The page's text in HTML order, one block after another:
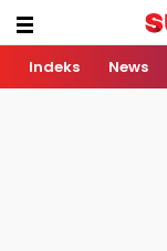
Indeks News